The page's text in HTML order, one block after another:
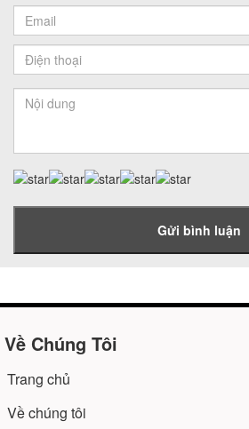
Gửi bình luận
Về Chúng Tôi
Trang chủ
Về chúng tôi